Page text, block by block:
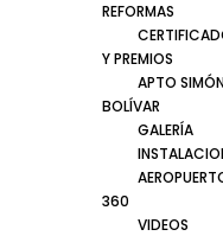
REFORMAS
Y PREMIOS
APTO
BOLÍVAR
GALERÍA
360
VIDEOS